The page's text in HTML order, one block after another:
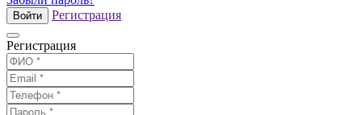
Войти Регистрация
Регистрация